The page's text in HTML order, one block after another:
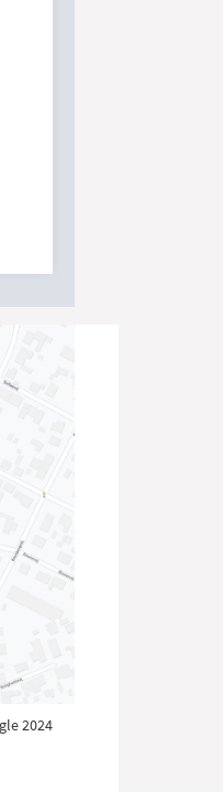
2024